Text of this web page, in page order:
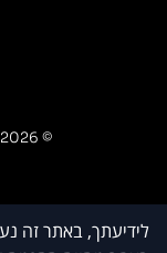
© 2026 Monsfer. All Rights Reserved.